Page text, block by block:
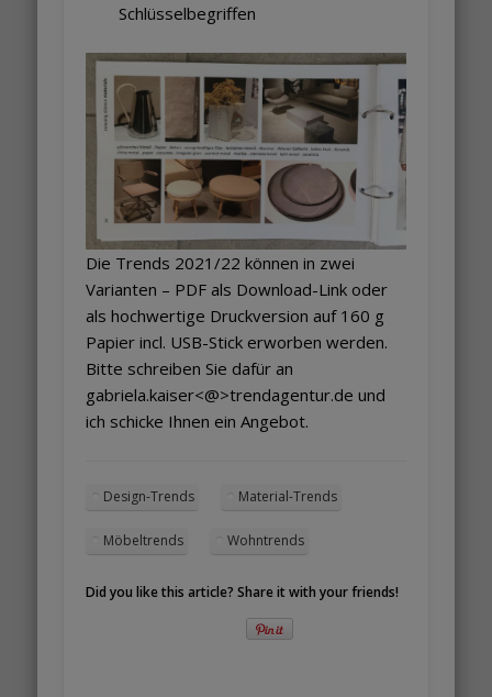
Schlüsselbegriffen
Die Trends 2021/22 können in zwei
Varianten – PDF als Download-Link oder
als hochwertige Druckversion auf 160 g
Papier incl. USB-Stick erworben werden.
Bitte schreiben Sie dafür an
gabriela.kaiser<@>trendagentur.de und
ich schicke Ihnen ein Angebot.
Design-Trends Material-Trends
Möbeltrends Wohntrends
Did you like this article? Share it with your friends!